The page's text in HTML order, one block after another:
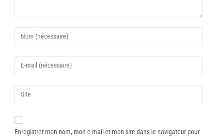
Enregistrer mon nom, mon e-mail et mon site dans le navigateur pour